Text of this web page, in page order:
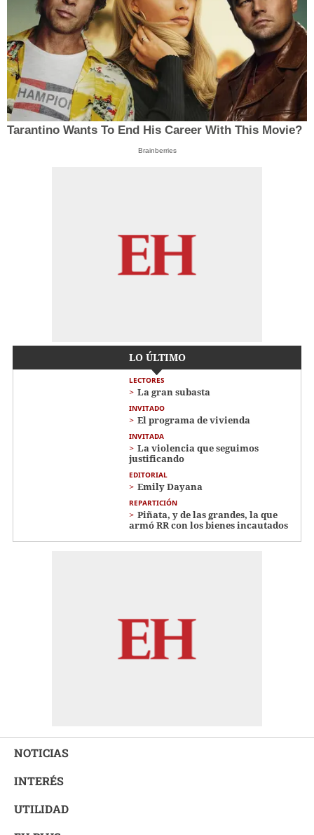
Tarantino Wants To End His Career With This Movie?
Brainberries
LO ÚLTIMO
LECTORES
La gran subasta
INVITADO
El programa de vivienda
INVITADA
La violencia que seguimos
justificando
EDITORIAL
Emily Dayana
REPARTICIÓN
Piñata, y de las grandes, la que
armó RR con los bienes incautados
NOTICIAS
INTERÉS
UTILIDAD